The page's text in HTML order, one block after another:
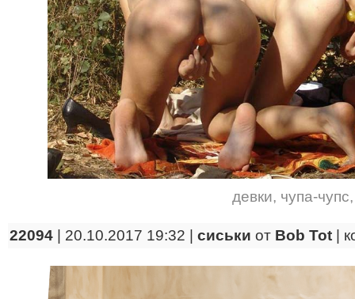
девки, чупа-чупс
22094 | 20.10.2017 19:32 | сиськи от Bob Tot